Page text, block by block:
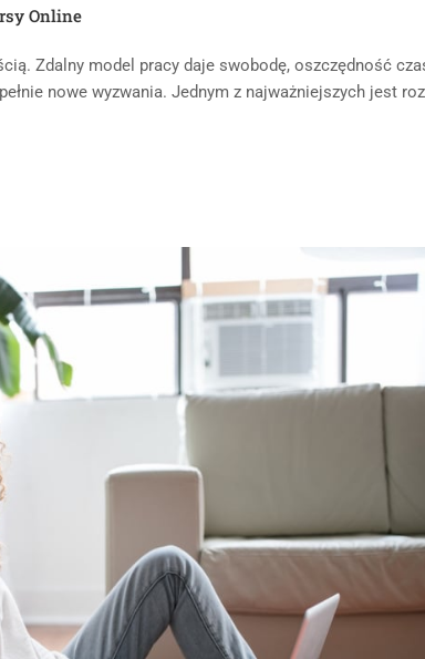
Online
Zdalny model pracy daje swobodę, oszczędność
nowe wyzwania. Jednym z najważniejszych jest